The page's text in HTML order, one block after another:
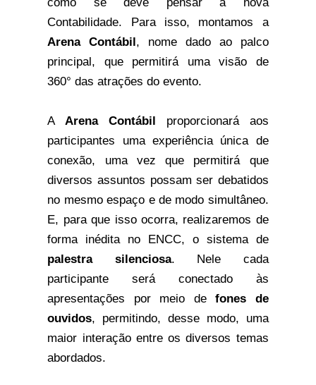
Contabilidade. Para isso, montamos a
Arena Contábil, nome dado ao palco
principal, que permitirá uma visão de
360° das atrações do evento.
A Arena Contábil proporcionará aos
participantes uma experiência única de
conexão, uma vez que permitirá que
diversos assuntos possam ser debatidos
no mesmo espaço e de modo simultâneo.
E, para que isso ocorra, realizaremos de
forma inédita no ENCC, o sistema de
palestra silenciosa. Nele cada
participante será conectado às
apresentações por meio de fones de
ouvidos, permitindo, desse modo, uma
maior interação entre os diversos temas
abordados.